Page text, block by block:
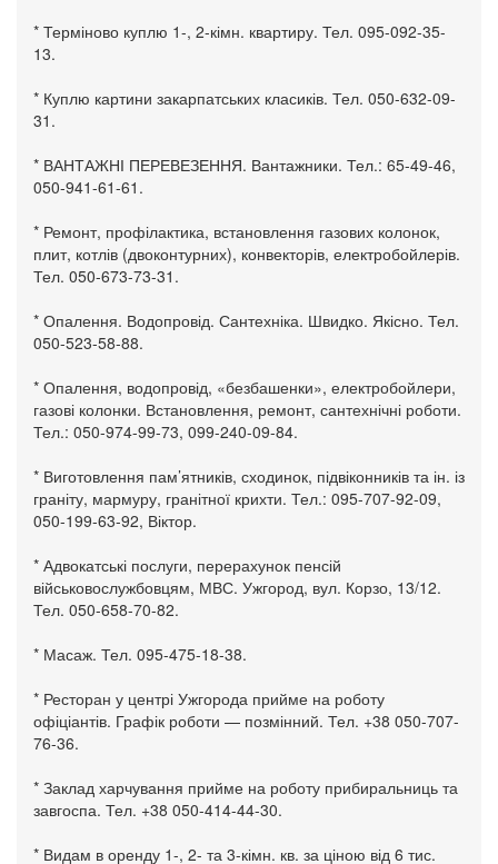
* Терміново куплю 1-, 2-кімн. квартиру. Тел. 095-092-35-
13.
* Куплю картини закарпатських класиків. Тел. 050-632-09-
31.
* ВАНТАЖНІ ПЕРЕВЕЗЕННЯ. Вантажники. Тел.: 65-49-46,
050-941-61-61.
* Ремонт, профілактика, встановлення газових колонок,
плит, котлів (двоконтурних), конвекторів, електробойлерів.
Тел. 050-673-73-31.
* Опалення. Водопровід. Сантехніка. Швидко. Якісно. Тел.
050-523-58-88.
* Опалення, водопровід, «безбашенки», електробойлери,
газові колонки. Встановлення, ремонт, сантехнічні роботи.
Тел.: 050-974-99-73, 099-240-09-84.
* Виготовлення пам’ятників, сходинок, підвіконників та ін. із
граніту, мармуру, гранітної крихти. Тел.: 095-707-92-09,
050-199-63-92, Віктор.
* Адвокатські послуги, перерахунок пенсій
військовослужбовцям, МВС. Ужгород, вул. Корзо, 13/12.
Тел. 050-658-70-82.
* Масаж. Тел. 095-475-18-38.
* Ресторан у центрі Ужгорода прийме на роботу
офіціантів. Графік роботи — позмінний. Тел. +38 050-707-
76-36.
* Заклад харчування прийме на роботу прибиральниць та
завгоспа. Тел. +38 050-414-44-30.
* Видам в оренду 1-, 2- та 3-кімн. кв. за ціною від 6 тис.